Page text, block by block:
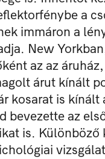
a
immáron a
New
az az
árut kínált
kosarat is kínált
bevezette az
is. Különböző